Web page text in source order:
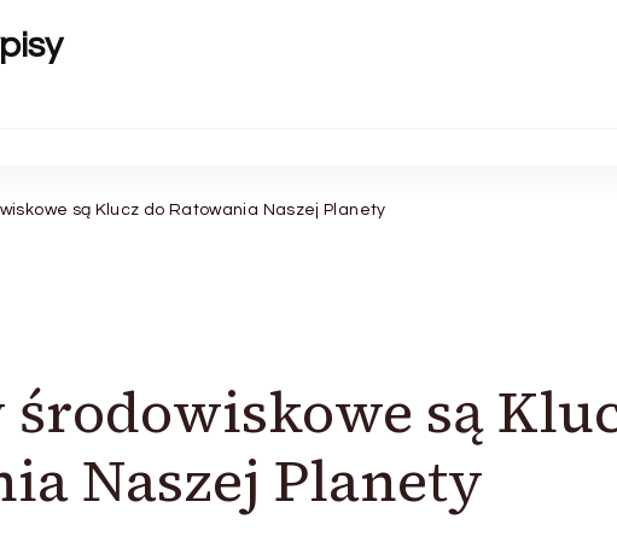
są Klucz do Ratowania Naszej Planety
są
Naszej Planety